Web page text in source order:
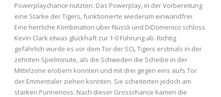
Powerplaychance nutzten. Das Powerplay, in der Vorbereitung
eine Stärke der Tigers, funktionierte wiederum einwandfrei.
Eine herrliche Kombination über Nüssli und DiDomenico schloss
Kevin Clark etwas glückhaft zur 1-0 Führung ab. Richtig
gefährlich wurde es vor dem Tor der SCL Tigers erstmals in der
zehnten Spielminute, als die Schweden die Scheibe in der
Mittelzone erobern konnten und mit drei gegen eins aufs Tor
der Emmentaler ziehen konnten. Sie scheiterten jedoch am
starken Punnenovs. Nach dieser Grosschance kamen die